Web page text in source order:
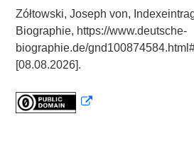
Zółtowski, Joseph von,
Biographie, https://www.deutsche-
biographie.de/
[08.08.2026].